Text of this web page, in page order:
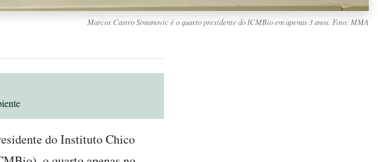
Marcos Castro Simanovic é o quarto presidente do ICMBio em apenas 3 anos. Foto: MMA
do Instituto Chico